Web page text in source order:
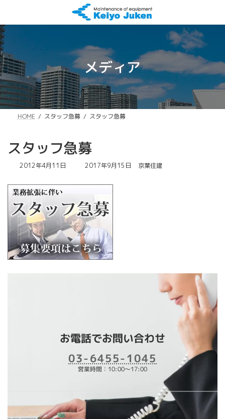
テ
ン
ツ
へ
ス
キ
ッ
プ
ゲ
ー
シ
ョ
ン
に
移
動
メディア
HOME スタッフ急募 スタッフ急募
スタッフ急募
2012年4月11日
最
更
日
時
:
2017年9月15日 京葉住建
お電話でお問い合わせ
03-6455-1045
営業時間：10:00～17:00